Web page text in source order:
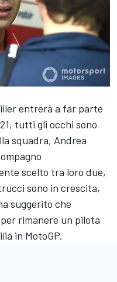
entrerà a far parte
tutti gli occhi sono
squadra, Andrea
scelto tra loro due,
sono in crescita,
suggerito che
rimanere un pilota
in MotoGP.